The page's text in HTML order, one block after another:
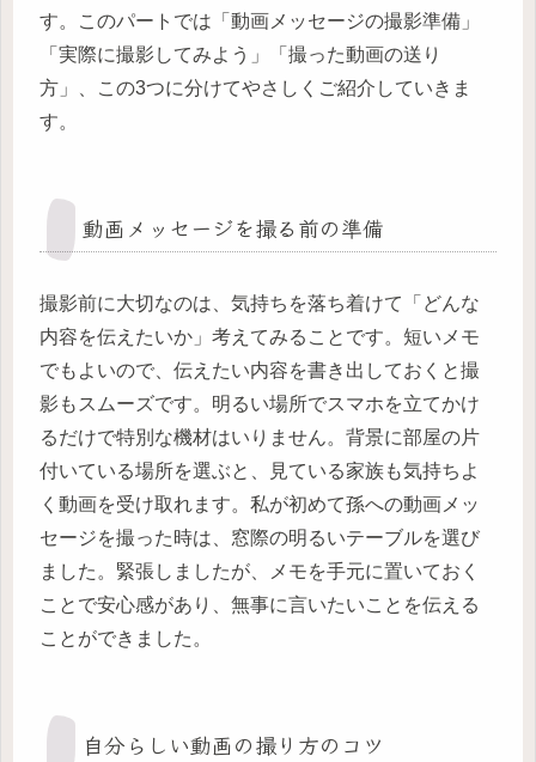
す。このパートでは「動画メッセージの撮影準備」
「実際に撮影してみよう」「撮った動画の送り
方」、この3つに分けてやさしくご紹介していきま
す。
動画メッセージを撮る前の準備
撮影前に大切なのは、気持ちを落ち着けて「どんな
内容を伝えたいか」考えてみることです。短いメモ
でもよいので、伝えたい内容を書き出しておくと撮
影もスムーズです。明るい場所でスマホを立てかけ
るだけで特別な機材はいりません。背景に部屋の片
付いている場所を選ぶと、見ている家族も気持ちよ
く動画を受け取れます。私が初めて孫への動画メッ
セージを撮った時は、窓際の明るいテーブルを選び
ました。緊張しましたが、メモを手元に置いておく
ことで安心感があり、無事に言いたいことを伝える
ことができました。
自分らしい動画の撮り方のコツ